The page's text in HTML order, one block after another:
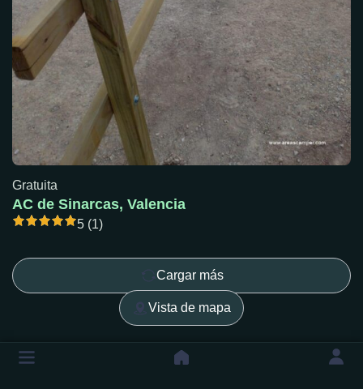
Vista de mapa
Gratuita
AC de Sinarcas, Valencia
5 (1)
Cargar más